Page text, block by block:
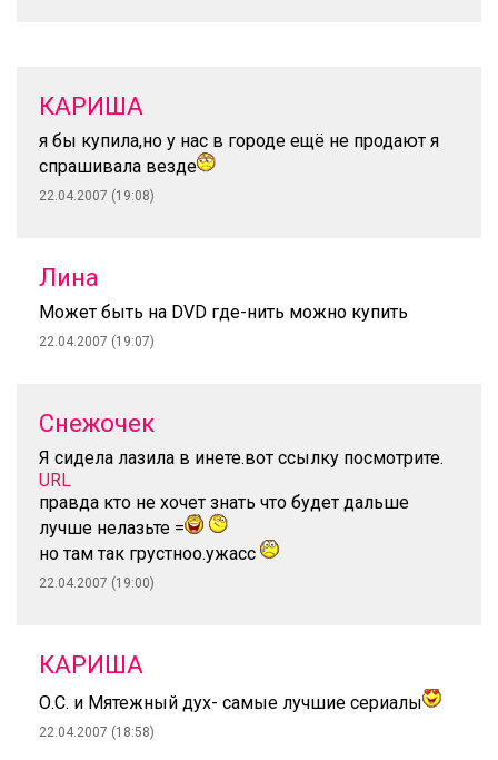
КАРИША
я бы купила,но у нас в городе ещё не продают я
спрашивала везде
22.04.2007 (19:08)
Лина
Может быть на DVD где-нить можно купить
22.04.2007 (19:07)
Снежочек
Я сидела лазила в инете.вот ссылку посмотрите.
URL
правда кто не хочет знать что будет дальше
лучше нелазьте =
но там так грустноо.ужасс
22.04.2007 (19:00)
КАРИША
О.С. и Мятежный дух- самые лучшие сериалы
22.04.2007 (18:58)